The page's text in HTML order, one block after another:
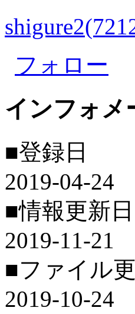
フォロー
インフォメ
■登録日
2019-04-24
■情報更新日
2019-11-21
■ファイル
2019-10-24